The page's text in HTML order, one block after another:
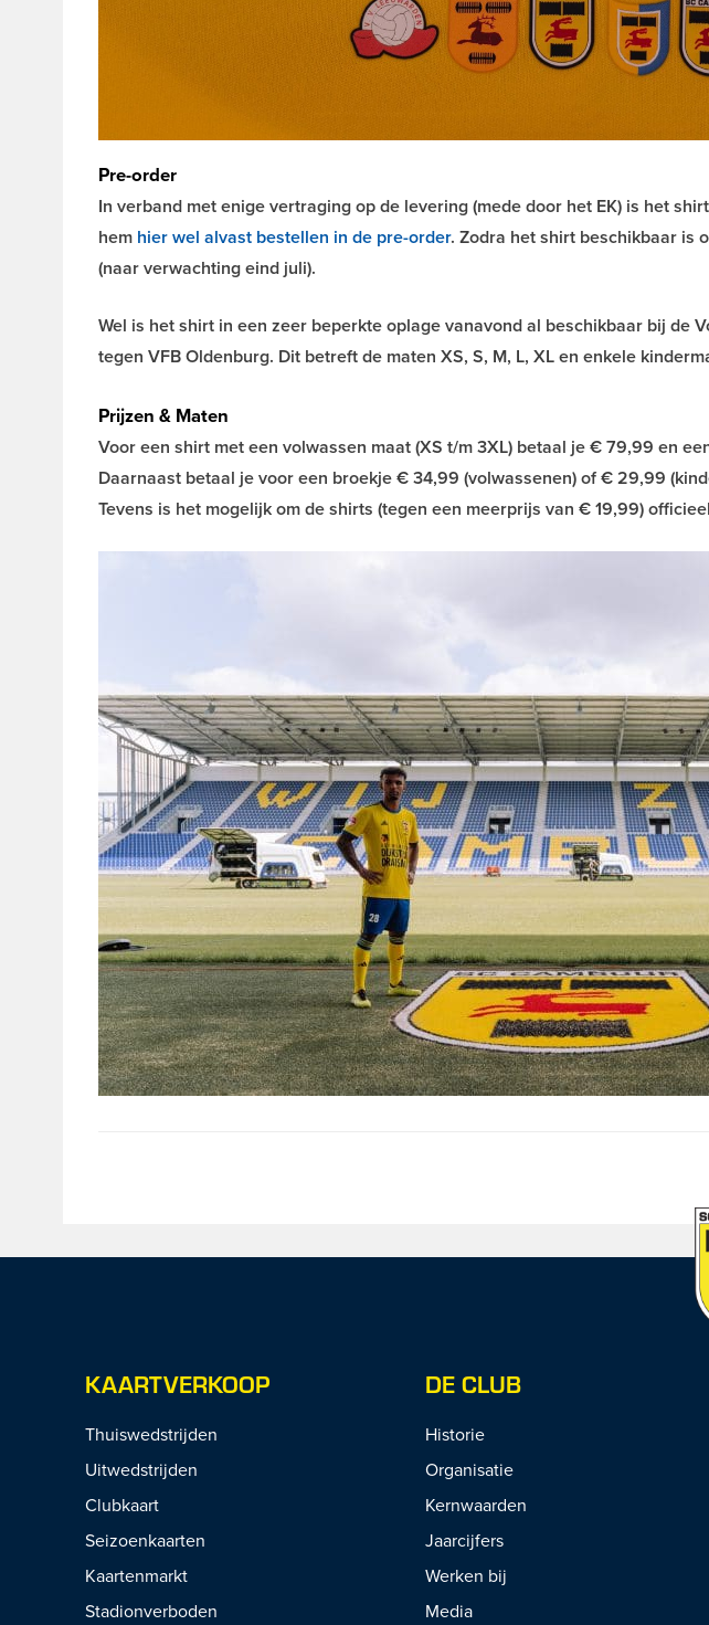
Pre-order
In verband met enige vertraging op de levering (mede door het EK) is het
hem hier wel alvast bestellen in de pre-order. Zodra het shirt beschikbaar is
(naar verwachting eind juli).
Wel is het shirt in een zeer beperkte oplage vanavond al beschikbaar bij de
tegen VFB Oldenburg. Dit betreft de maten XS, S, M, L, XL en enkele
Prijzen & Maten
Voor een shirt met een volwassen maat (XS t/m 3XL) betaal je € 79,99 en
Daarnaast betaal je voor een broekje € 34,99 (volwassenen) of € 29,99
Tevens is het mogelijk om de shirts (tegen een meerprijs van € 19,99)
KAARTVERKOOP
Thuiswedstrijden
Uitwedstrijden
Clubkaart
Seizoenkaarten
Kaartenmarkt
Stadionverboden
DE CLUB
Historie
Organisatie
Kernwaarden
Jaarcijfers
Werken bij
Media